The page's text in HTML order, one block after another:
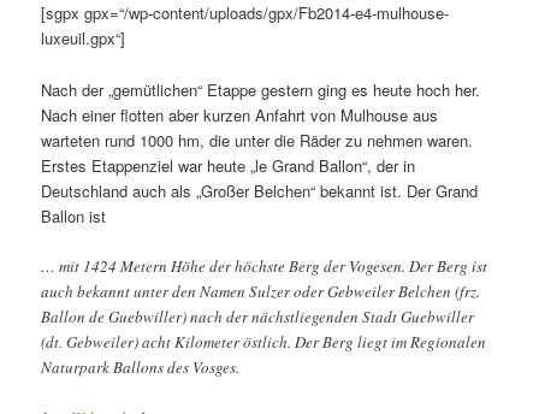
[sgpx gpx=“/wp-content/uploads/gpx/Fb2014-e4-mulhouse-
luxeuil.gpx“]
Nach der „gemütlichen“ Etappe gestern ging es heute hoch her.
Nach einer flotten aber kurzen Anfahrt von Mulhouse aus
warteten rund 1000 hm, die unter die Räder zu nehmen waren.
Erstes Etappenziel war heute „le Grand Ballon“, der in
Deutschland auch als „Großer Belchen“ bekannt ist. Der Grand
Ballon ist
… mit 1424 Metern Höhe der höchste Berg der Vogesen. Der Berg ist
auch bekannt unter den Namen Sulzer oder Gebweiler Belchen (frz.
Ballon de Guebwiller) nach der nächstliegenden Stadt Guebwiller
(dt. Gebweiler) acht Kilometer östlich. Der Berg liegt im Regionalen
Naturpark Ballons des Vosges.